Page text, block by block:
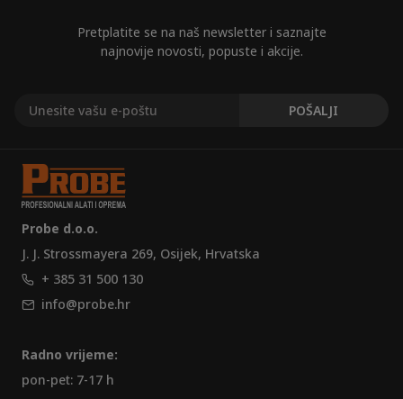
Pretplatite se na naš newsletter i saznajte
najnovije novosti, popuste i akcije.
Probe d.o.o.
J. J. Strossmayera 269, Osijek, Hrvatska
+ 385 31 500 130
info@probe.hr
Radno vrijeme:
pon-pet: 7-17 h